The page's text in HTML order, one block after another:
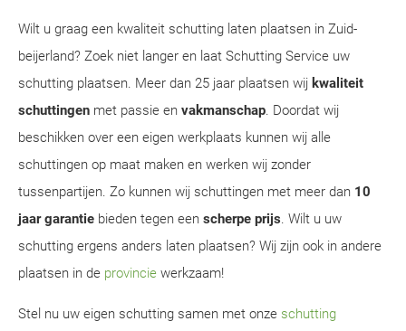
Wilt u graag een kwaliteit schutting laten plaatsen in Zuid-
beijerland? Zoek niet langer en laat Schutting Service uw
schutting plaatsen. Meer dan 25 jaar plaatsen wij kwaliteit
schuttingen met passie en vakmanschap. Doordat wij
beschikken over een eigen werkplaats kunnen wij alle
schuttingen op maat maken en werken wij zonder
tussenpartijen. Zo kunnen wij schuttingen met meer dan 10
jaar garantie bieden tegen een scherpe prijs. Wilt u uw
schutting ergens anders laten plaatsen? Wij zijn ook in andere
plaatsen in de provincie werkzaam!
Stel nu uw eigen schutting samen met onze schutting